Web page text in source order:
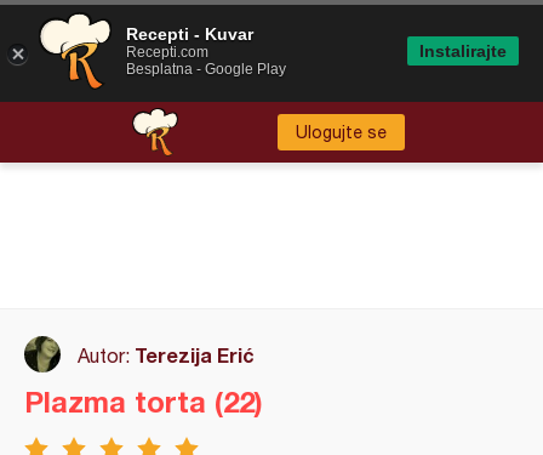
Ulogujte se
Autor: Terezija Erić
Plazma torta (22)
Recepti - Kuvar
Recepti.com
Besplatna - Google Play
Instalirajte